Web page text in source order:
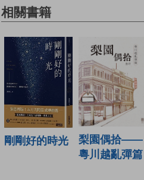
相關書籍
剛剛好的時光
梨園偶拾——
粵川越亂彈篇